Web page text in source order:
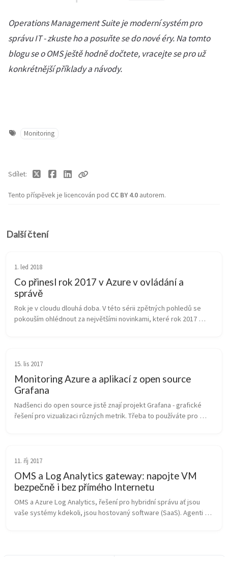
Operations Management Suite je moderní systém pro
správu IT - zkuste ho a posuňte se do nové éry. Na tomto
blogu se o OMS ještě hodně dočtete, vracejte se pro už
konkrétnější příklady a návody.
Monitoring
Tento příspěvek je licencován pod CC BY 4.0 autorem.
Sdílet
Další čtení
1. led 2018
Co přinesl rok 2017 v Azure v ovládání a
správě
Rok je v cloudu dlouhá doba. V této sérii zpětných pohledů se
pokouším ohlédnout za největšími novinkami, které rok 2017
15. lis 2017
Monitoring Azure a aplikací z open source
Grafana
Nadšenci do open source jistě znají projekt Grafana - grafické
řešení pro vizualizaci různých metrik. Třeba to používáte pro
11. říj 2017
OMS a Log Analytics gateway: napojte VM
bezpečně i bez přímého Internetu
OMS a Azure Log Analytics, řešení pro hybridní správu ať jsou
vaše systémy kdekoli, jsou hostovaný software (SaaS). Agenti v